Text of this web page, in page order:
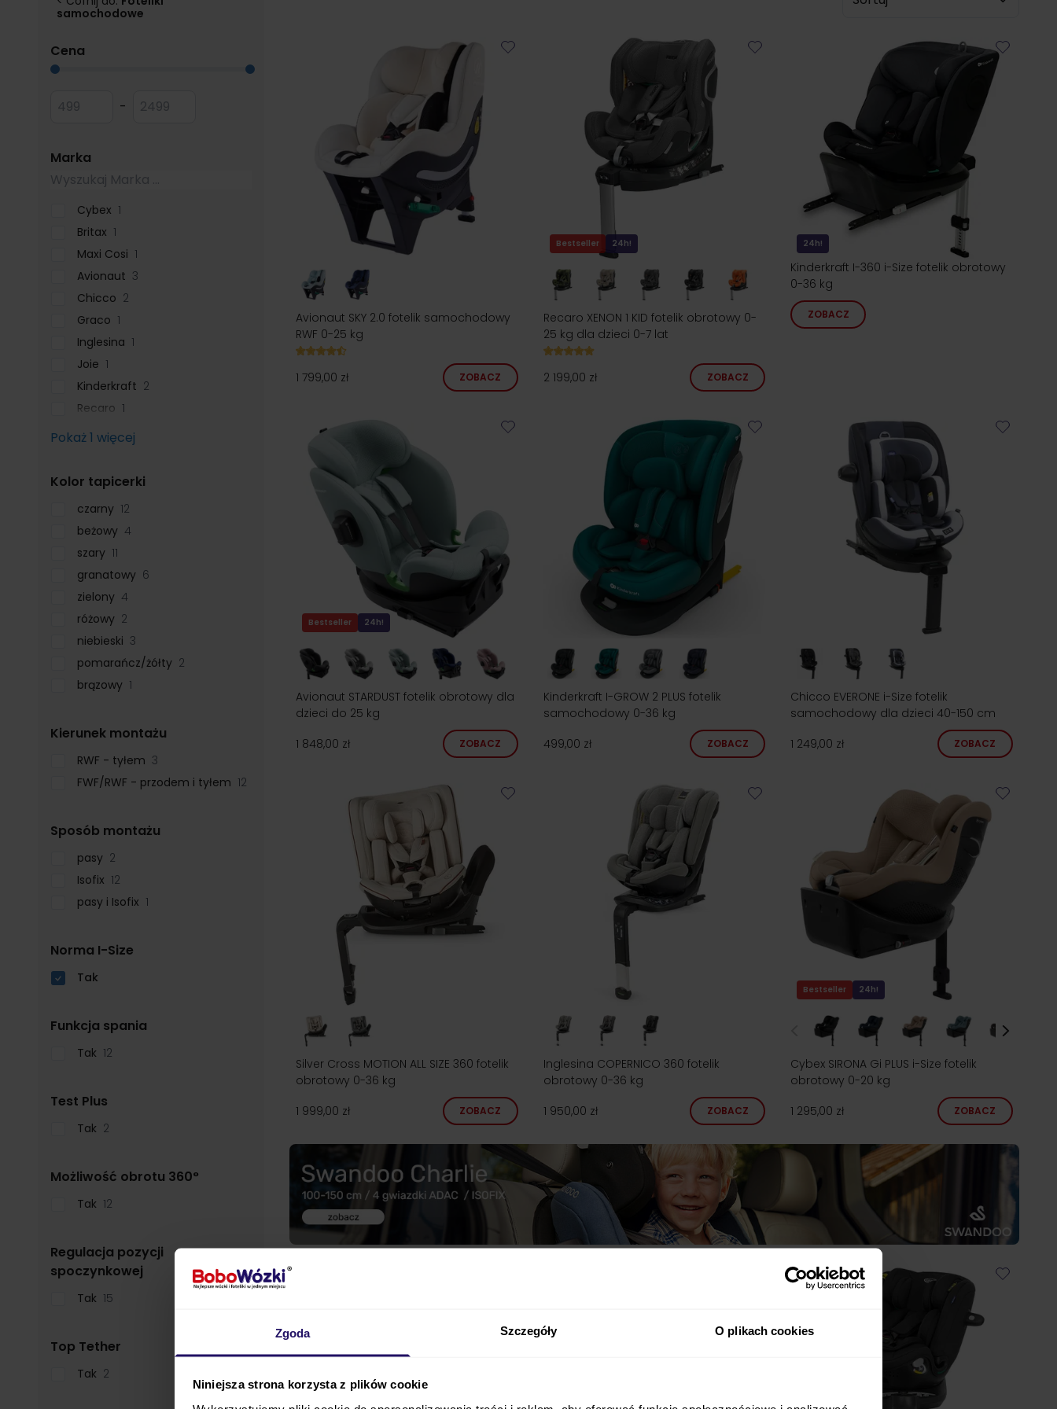
Zgoda Szczegóły O plikach cookies
Niniejsza strona korzysta z plików cookie
będziesz korzystać w połączeniu z następnym siedziskiem dla starszaka. Jakościowy fotelik do 25 kg wyróżnia się wygodną regulacją zagłówków i długości pasów, dzięki
samochodowe
Cena
Minimum value
- Maksymalna wartość
Marka
Cybex 1
Britax 1
Maxi Cosi 1
Avionaut 3
Chicco 2
Graco 1
Inglesina 1
Joie 1
Kinderkraft 2
Recaro 1
Pokaż 1 więcej
Kolor tapicerki
czarny 12
beżowy 4
szary 11
granatowy 6
zielony 4
różowy 2
niebieski 3
pomarańcz/żółty 2
brązowy 1
Kierunek montażu
RWF - tyłem 3
FWF/RWF - przodem i tyłem 12
Sposób montażu
pasy 2
Isofix 12
pasy i Isofix 1
Norma I-Size
Tak
Funkcja spania
Tak 12
Test Plus
Tak 2
Możliwość obrotu 360°
Tak 12
Regulacja pozycji
spoczynkowej
Tak 15
Top Tether
Tak 2
Avionaut SKY 2.0 fotelik samochodowy
RWF 0-25 kg
1 799,00 zł ZOBACZ
Bestseller 24h!
Recaro XENON 1 KID fotelik obrotowy 0-
25 kg dla dzieci 0-7 lat
2 199,00 zł ZOBACZ
24h!
Kinderkraft I-360 i-Size fotelik obrotowy
0-36 kg
ZOBACZ
Bestseller 24h!
Avionaut STARDUST fotelik obrotowy dla
dzieci do 25 kg
1 848,00 zł
ZOBACZ
Kinderkraft I-GROW 2 PLUS fotelik
samochodowy 0-36 kg
499,00 zł
ZOBACZ
Chicco EVERONE i-Size fotelik
samochodowy dla dzieci 40-150 cm
1 249,00 zł
ZOBACZ
Silver Cross MOTION ALL SIZE 360 fotelik
obrotowy 0-36 kg
1 999,00 zł
ZOBACZ
Inglesina COPERNICO 360 fotelik
obrotowy 0-36 kg
1 950,00 zł
ZOBACZ
Bestseller 24h!
Cybex SIRONA Gi PLUS i-Size fotelik
obrotowy 0-20 kg
1 295,00 zł
ZOBACZ